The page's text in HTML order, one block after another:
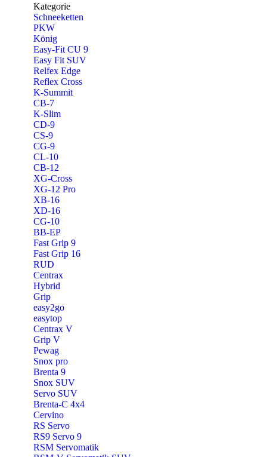
Kategorie
Schneeketten
PKW
König
Easy-Fit CU 9
Easy Fit SUV
Relfex Edge
Reflex Cross
K-Summit
CB-7
K-Slim
CD-9
CS-9
CG-9
CL-10
CB-12
XG-Cross
XG-12 Pro
XB-16
XD-16
CG-10
BB-EP
Fast Grip 9
Fast Grip 16
RUD
Centrax
Hybrid
Grip
easy2go
easytop
Centrax V
Grip V
Pewag
Snox pro
Brenta 9
Snox SUV
Servo SUV
Brenta-C 4x4
Cervino
RS Servo
RS9 Servo 9
RSM Servomatik